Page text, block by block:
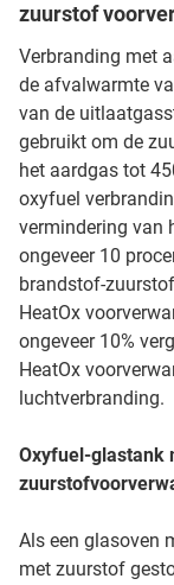
zuurstof
Verbranding met
de afvalwarmte
van de
gebruikt om de
het aardgas tot
oxyfuel
vermindering van
ongeveer 10
brandstof-
HeatOx
ongeveer 10%
HeatOx
luchtverbranding.
Oxyfuel-glastank
Als een glasoven
met zuurstof